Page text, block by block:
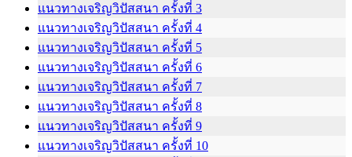
แนวทางเจริญวิปัสสนา ครั้งที่ 3
แนวทางเจริญวิปัสสนา ครั้งที่ 4
แนวทางเจริญวิปัสสนา ครั้งที่ 5
แนวทางเจริญวิปัสสนา ครั้งที่ 6
แนวทางเจริญวิปัสสนา ครั้งที่ 7
แนวทางเจริญวิปัสสนา ครั้งที่ 8
แนวทางเจริญวิปัสสนา ครั้งที่ 9
แนวทางเจริญวิปัสสนา ครั้งที่ 10